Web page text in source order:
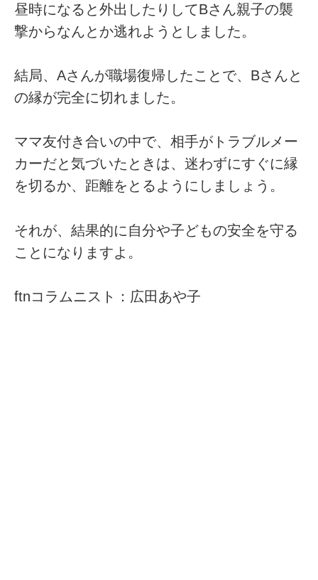
昼時になると外出したりしてBさん親子の襲
撃からなんとか逃れようとしました。
結局、Aさんが職場復帰したことで、Bさんと
の縁が完全に切れました。
ママ友付き合いの中で、相手がトラブルメー
カーだと気づいたときは、迷わずにすぐに縁
を切るか、距離をとるようにしましょう。
それが、結果的に自分や子どもの安全を守る
ことになりますよ。
ftnコラムニスト：広田あや子